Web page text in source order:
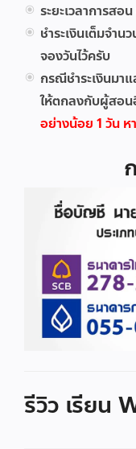
ระยะเวลาการส
ชำระเงินเต็มจำน
จองวันไว้ครับ
กรณีชำระเงินมา
ให้ตกลงกับผู้สอน
อย่างน้อย 1 วัน ห
รีวิว เรียน